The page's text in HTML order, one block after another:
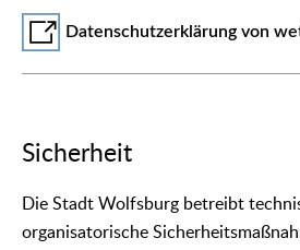
Datenschutzerklärung von
Sicherheit
Die Stadt Wolfsburg betreibt
organisatorische